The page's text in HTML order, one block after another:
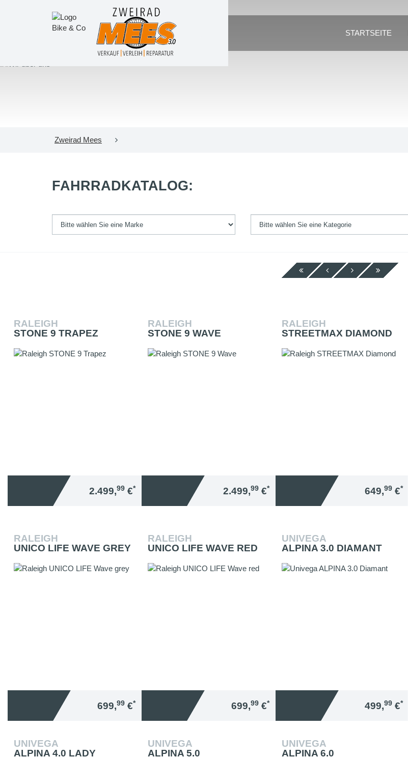
STARTSEITE
Zweirad Mees
FAHRRADKATALOG:
RALEIGH
STONE 9 TRAPEZ
2.499,99€*
RALEIGH
STONE 9 WAVE
2.499,99€*
RALEIGH
STREETMAX DIAMOND
649,99 €*
RALEIGH
UNICO LIFE WAVE GREY
699,99€*
RALEIGH
UNICO LIFE WAVE RED
699,99€*
UNIVEGA
ALPINA 3.0 DIAMANT
499,99 €*
UNIVEGA
ALPINA 4.0 LADY
UNIVEGA
ALPINA 5.0
UNIVEGA
ALPINA 6.0